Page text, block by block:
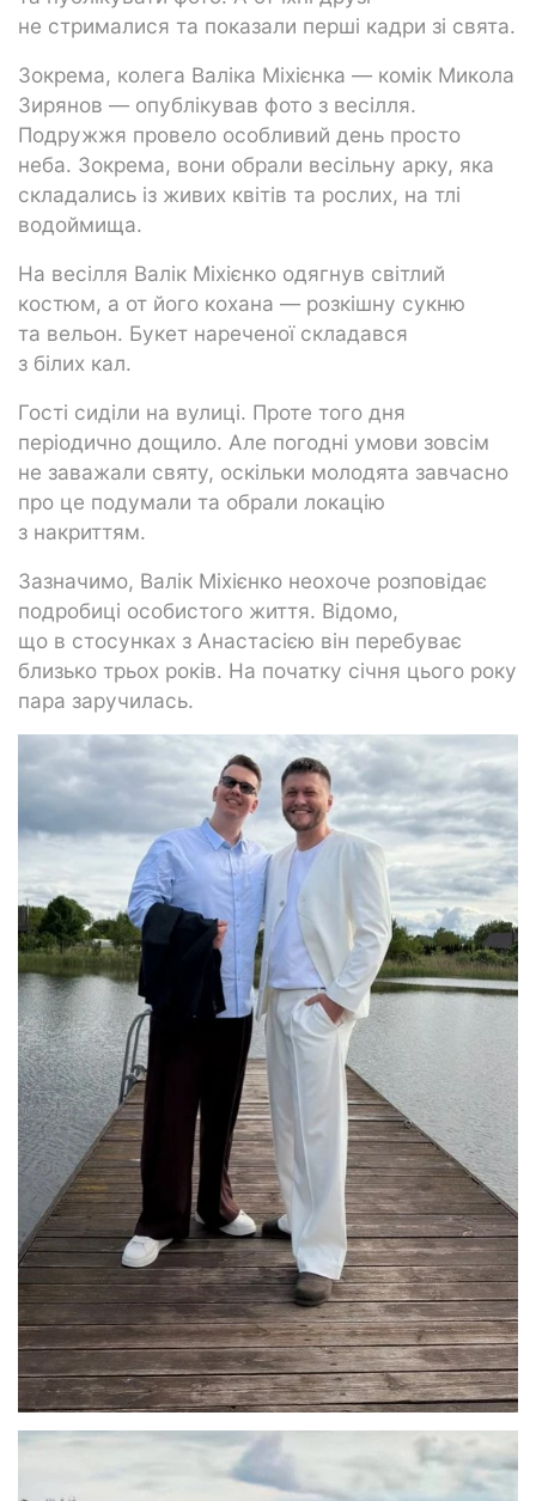
не стрималися та показали перші кадри зі свята.
Зокрема, колега Валіка Міхієнка — комік Микола
Зирянов — опублікував фото з весілля.
Подружжя провело особливий день просто
неба. Зокрема, вони обрали весільну арку, яка
складались із живих квітів та рослих, на тлі
водоймища.
На весілля Валік Міхієнко одягнув світлий
костюм, а от його кохана — розкішну сукню
та вельон. Букет нареченої складався
з білих кал.
Гості сиділи на вулиці. Проте того дня
періодично дощило. Але погодні умови зовсім
не заважали святу, оскільки молодята завчасно
про це подумали та обрали локацію
з накриттям.
Зазначимо, Валік Міхієнко неохоче розповідає
подробиці особистого життя. Відомо,
що в стосунках з Анастасією він перебуває
близько трьох років. На початку січня цього року
пара заручилась.